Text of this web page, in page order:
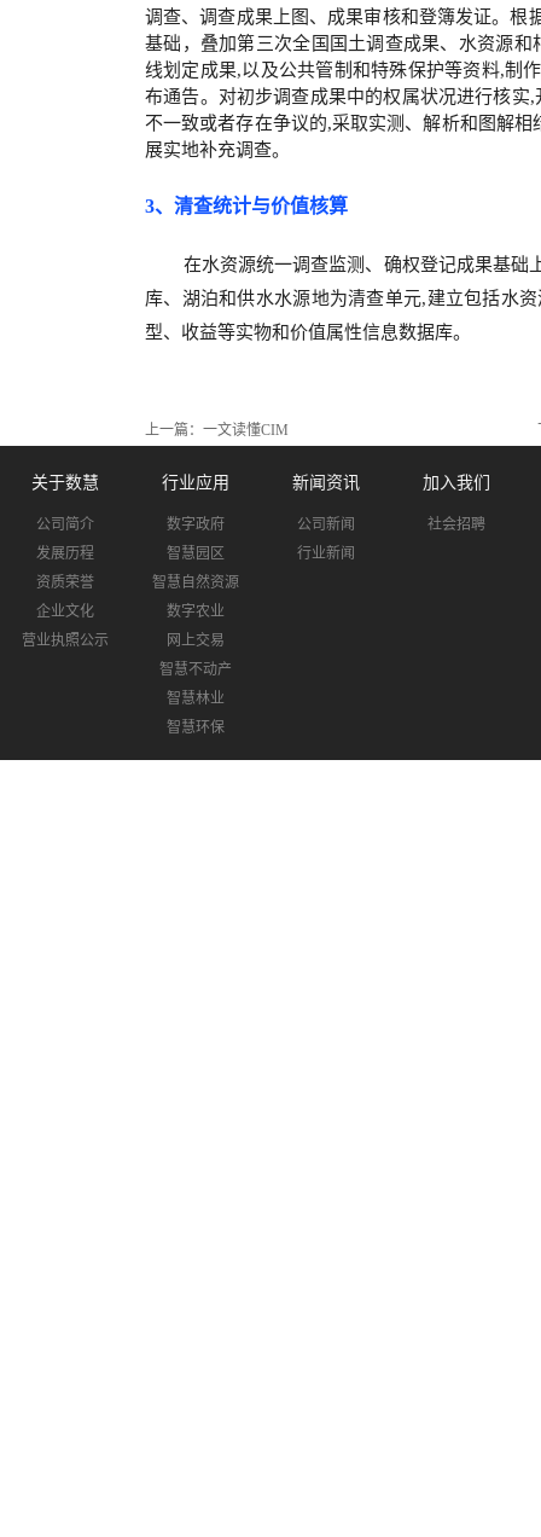
调查、调查成果上图、成果审核和登簿发证。根
基础，叠加第三次全国国土调查成果、水资源
线划定成果,以及公共管制和特殊保护等资料,制
布通告。对初步调查成果中的权属状况进行核
不一致或者存在争议的,采取实测、解析和图解
展实地补充调查。
3、清查统计与价值核算
在水资源统一调查监测、确权登记成果基础
库、湖泊和供水水源地为清查单元,建立包括水
型、收益等实物和价值属性信息数据库。
上一篇： 一文读懂CIM
关于数慧
公司简介
发展历程
资质荣誉
企业文化
营业执照公示
行业应用
数字政府
智慧园区
智慧自然资源
数字农业
网上交易
智慧不动产
智慧林业
智慧环保
新闻资讯
公司新闻
行业新闻
加入我们
社会招聘